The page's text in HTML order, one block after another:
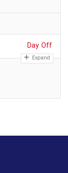
Day Off
Expand